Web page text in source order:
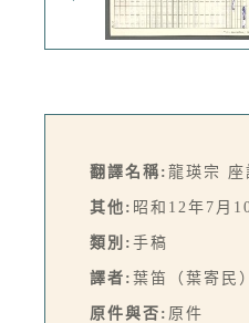
翻譯名稱: 龍瑛宗 座
其他: 昭和12年7月
類別: 手稿
譯者: 葉笛（葉寄民）
原件與否: 原件